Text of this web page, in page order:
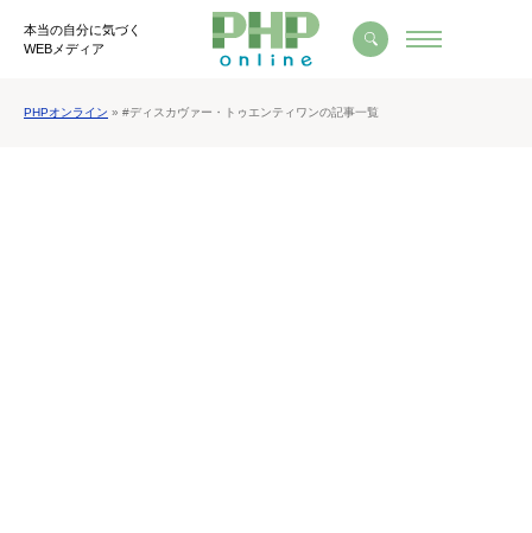
本当の自分に気づく
WEBメディア
PHPオンライン » #ディスカヴァー・トゥエンティワンの記事一覧